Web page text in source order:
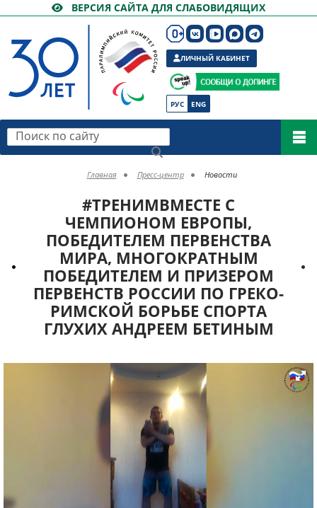
ВЕРСИЯ САЙТА ДЛЯ СЛАБОВИДЯЩИХ
РУС ENG
ЛИЧНЫЙ КАБИНЕТ
Поиск по сайту
Главная Пресс-центр Новости
#ТРЕНИМВМЕСТЕ С
ЧЕМПИОНОМ ЕВРОПЫ,
ПОБЕДИТЕЛЕМ ПЕРВЕНСТВА
МИРА, МНОГОКРАТНЫМ
ПОБЕДИТЕЛЕМ И ПРИЗЕРОМ
ПЕРВЕНСТВ РОССИИ ПО ГРЕКО-
РИМСКОЙ БОРЬБЕ СПОРТА
ГЛУХИХ АНДРЕЕМ БЕТИНЫМ